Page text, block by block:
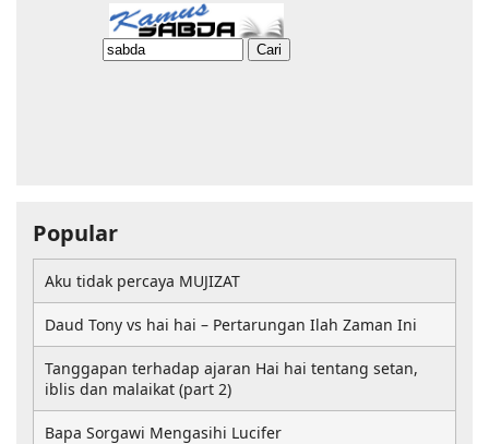
Popular
Aku tidak percaya MUJIZAT
Daud Tony vs hai hai – Pertarungan Ilah Zaman Ini
Tanggapan terhadap ajaran Hai hai tentang setan,
iblis dan malaikat (part 2)
Bapa Sorgawi Mengasihi Lucifer